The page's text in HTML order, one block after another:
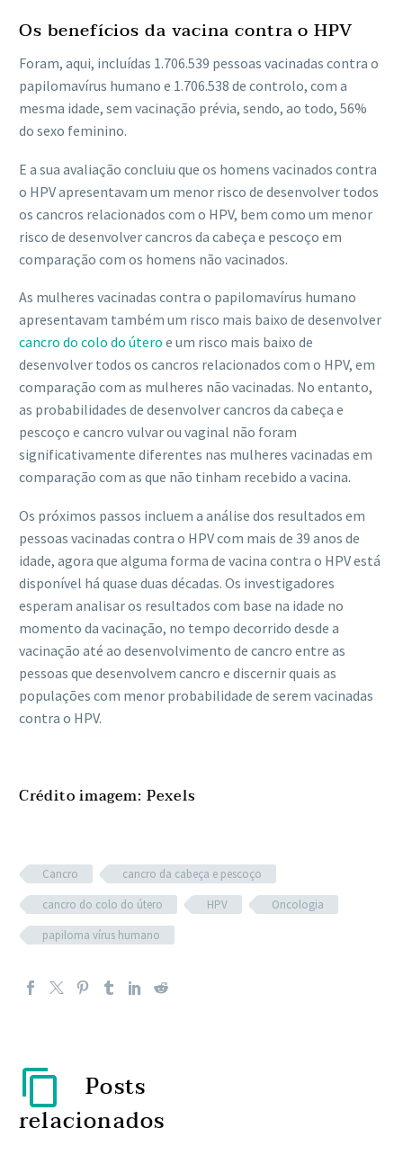
Os benefícios da vacina contra o HPV
Foram, aqui, incluídas 1.706.539 pessoas vacinadas contra o
papilomavírus humano e 1.706.538 de controlo, com a
mesma idade, sem vacinação prévia, sendo, ao todo, 56%
do sexo feminino.
E a sua avaliação concluiu que os homens vacinados contra
o HPV apresentavam um menor risco de desenvolver todos
os cancros relacionados com o HPV, bem como um menor
risco de desenvolver cancros da cabeça e pescoço em
comparação com os homens não vacinados.
As mulheres vacinadas contra o papilomavírus humano
apresentavam também um risco mais baixo de desenvolver
cancro do colo do útero e um risco mais baixo de
desenvolver todos os cancros relacionados com o HPV, em
comparação com as mulheres não vacinadas. No entanto,
as probabilidades de desenvolver cancros da cabeça e
pescoço e cancro vulvar ou vaginal não foram
significativamente diferentes nas mulheres vacinadas em
comparação com as que não tinham recebido a vacina.
Os próximos passos incluem a análise dos resultados em
pessoas vacinadas contra o HPV com mais de 39 anos de
idade, agora que alguma forma de vacina contra o HPV está
disponível há quase duas décadas. Os investigadores
esperam analisar os resultados com base na idade no
momento da vacinação, no tempo decorrido desde a
vacinação até ao desenvolvimento de cancro entre as
pessoas que desenvolvem cancro e discernir quais as
populações com menor probabilidade de serem vacinadas
contra o HPV.
Crédito imagem: Pexels
Cancro
cancro da cabeça e pescoço
cancro do colo do útero
HPV
Oncologia
papiloma vírus humano
Posts
relacionados